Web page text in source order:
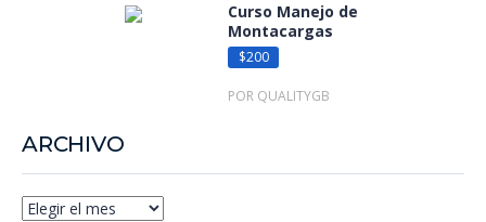
Curso Manejo de
Montacargas
$200
POR QUALITYGB
ARCHIVO